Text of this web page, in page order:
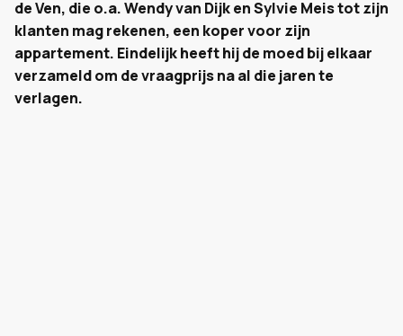
de Ven, die o.a. Wendy van Dijk en Sylvie Meis tot zijn
klanten mag rekenen, een koper voor zijn
appartement. Eindelijk heeft hij de moed bij elkaar
verzameld om de vraagprijs na al die jaren te
verlagen.